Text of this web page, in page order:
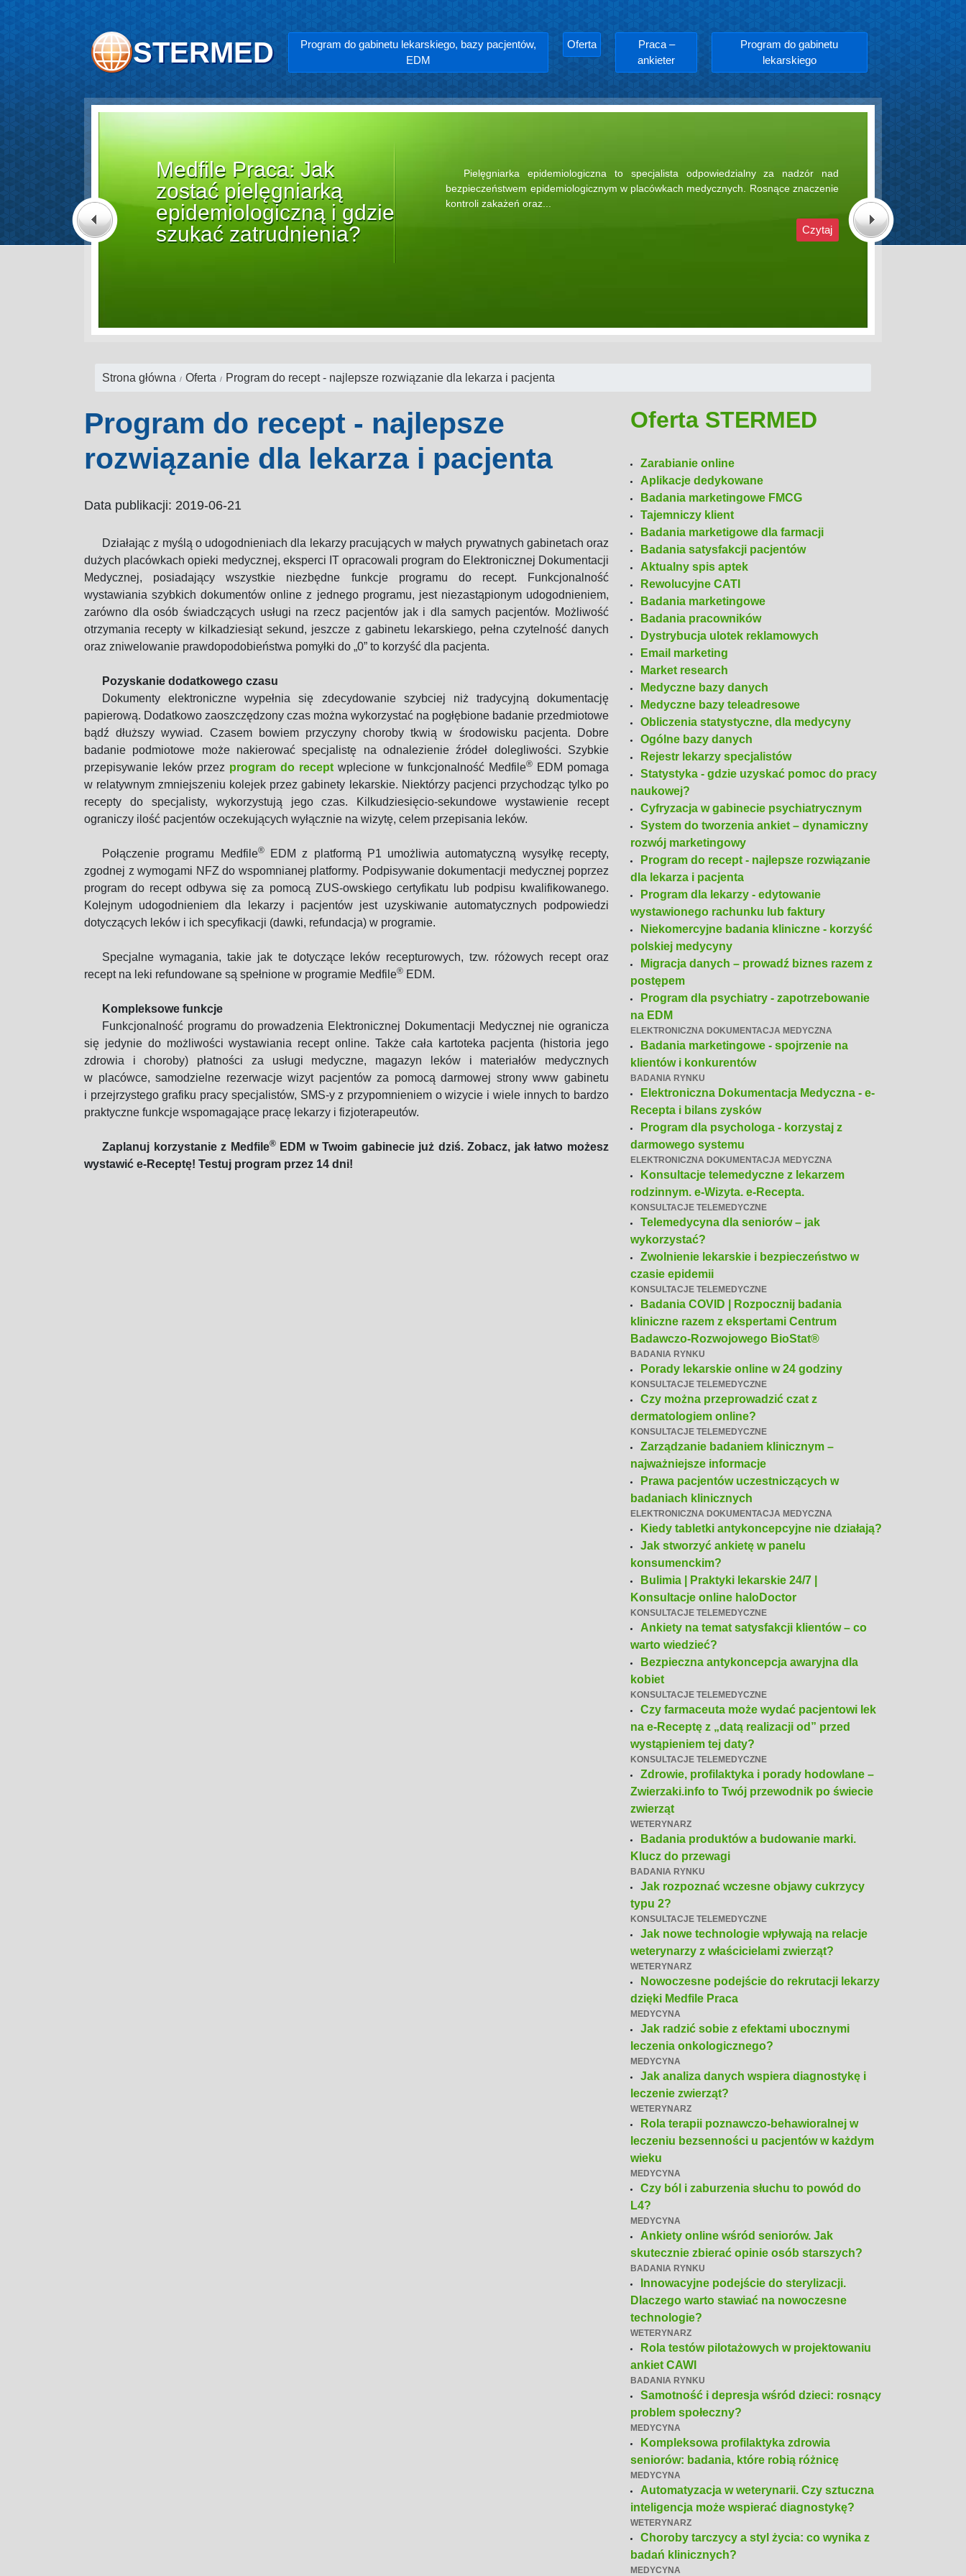
STERMED
Program do gabinetu lekarskiego, bazy pacjentów,
EDM
Oferta
Praca –
ankieter
Program do gabinetu
lekarskiego
Senior jako pacjent:
jakie dane medyczne są
kluczowe dla
skutecznego leczenia?
i terapeutycznego, a kluczową rolę odgrywają tu rzetelne dane medyczne. Wraz
z wiekiem rośnie liczba chorób...
Previous Next
Strona główna Oferta Program do recept - najlepsze rozwiązanie dla lekarza i pacjenta
Program do recept - najlepsze
rozwiązanie dla lekarza i pacjenta
Data publikacji: 2019-06-21
Działając z myślą o udogodnieniach dla lekarzy pracujących w małych prywatnych gabinetach oraz
dużych placówkach opieki medycznej, eksperci IT opracowali program do Elektronicznej Dokumentacji
Medycznej, posiadający wszystkie niezbędne funkcje programu do recept. Funkcjonalność
wystawiania szybkich dokumentów online z jednego programu, jest niezastąpionym udogodnieniem,
zarówno dla osób świadczących usługi na rzecz pacjentów jak i dla samych pacjentów. Możliwość
otrzymania recepty w kilkadziesiąt sekund, jeszcze z gabinetu lekarskiego, pełna czytelność danych
oraz zniwelowanie prawdopodobieństwa pomyłki do „0” to korzyść dla pacjenta.
Pozyskanie dodatkowego czasu
Dokumenty elektroniczne wypełnia się zdecydowanie szybciej niż tradycyjną dokumentację
papierową. Dodatkowo zaoszczędzony czas można wykorzystać na pogłębione badanie przedmiotowe
bądź dłuższy wywiad. Czasem bowiem przyczyny choroby tkwią w środowisku pacjenta. Dobre
badanie podmiotowe może nakierować specjalistę na odnalezienie źródeł dolegliwości. Szybkie
przepisywanie leków przez program do recept wplecione w funkcjonalność Medfile® EDM pomaga
w relatywnym zmniejszeniu kolejek przez gabinety lekarskie. Niektórzy pacjenci przychodząc tylko po
recepty do specjalisty, wykorzystują jego czas. Kilkudziesięcio-sekundowe wystawienie recept
ograniczy ilość pacjentów oczekujących wyłącznie na wizytę, celem przepisania leków.
Połączenie programu Medfile®EDM z platformą P1 umożliwia automatyczną wysyłkę recepty,
zgodnej z wymogami NFZ do wspomnianej platformy. Podpisywanie dokumentacji medycznej poprzez
program do recept odbywa się za pomocą ZUS-owskiego certyfikatu lub podpisu kwalifikowanego.
Kolejnym udogodnieniem dla lekarzy i pacjentów jest uzyskiwanie automatycznych podpowiedzi
dotyczących leków i ich specyfikacji (dawki, refundacja) w programie.
Specjalne wymagania, takie jak te dotyczące leków recepturowych, tzw. różowych recept oraz
recept na leki refundowane są spełnione w programie Medfile® EDM.
Kompleksowe funkcje
Funkcjonalność programu do prowadzenia Elektronicznej Dokumentacji Medycznej nie ogranicza
się jedynie do możliwości wystawiania recept online. Także cała kartoteka pacjenta (historia jego
zdrowia i choroby) płatności za usługi medyczne, magazyn leków i materiałów medycznych
w placówce, samodzielne rezerwacje wizyt pacjentów za pomocą darmowej strony www gabinetu
i przejrzystego grafiku pracy specjalistów, SMS-y z przypomnieniem o wizycie i wiele innych to bardzo
praktyczne funkcje wspomagające pracę lekarzy i fizjoterapeutów.
Zaplanuj korzystanie z Medfile®EDM w Twoim gabinecie już dziś. Zobacz, jak łatwo możesz
wystawić e-Receptę! Testuj program przez 14 dni!
Oferta STERMED
Zarabianie online
Aplikacje dedykowane
Badania marketingowe FMCG
Tajemniczy klient
Badania marketigowe dla farmacji
Badania satysfakcji pacjentów
Aktualny spis aptek
Rewolucyjne CATI
Badania marketingowe
Badania pracowników
Dystrybucja ulotek reklamowych
Email marketing
Market research
Medyczne bazy danych
Medyczne bazy teleadresowe
Obliczenia statystyczne, dla medycyny
Ogólne bazy danych
Rejestr lekarzy specjalistów
Statystyka - gdzie uzyskać pomoc do pracy
naukowej?
Cyfryzacja w gabinecie psychiatrycznym
System do tworzenia ankiet – dynamiczny
rozwój marketingowy
Program do recept - najlepsze rozwiązanie
dla lekarza i pacjenta
Program dla lekarzy - edytowanie
wystawionego rachunku lub faktury
Niekomercyjne badania kliniczne - korzyść
polskiej medycyny
Migracja danych – prowadź biznes razem z
postępem
Program dla psychiatry - zapotrzebowanie
na EDM
ELEKTRONICZNA DOKUMENTACJA MEDYCZNA
Badania marketingowe - spojrzenie na
klientów i konkurentów
BADANIA RYNKU
Elektroniczna Dokumentacja Medyczna - e-
Recepta i bilans zysków
Program dla psychologa - korzystaj z
darmowego systemu
ELEKTRONICZNA DOKUMENTACJA MEDYCZNA
Konsultacje telemedyczne z lekarzem
rodzinnym. e-Wizyta. e-Recepta.
KONSULTACJE TELEMEDYCZNE
Telemedycyna dla seniorów – jak
wykorzystać?
Zwolnienie lekarskie i bezpieczeństwo w
czasie epidemii
KONSULTACJE TELEMEDYCZNE
Badania COVID | Rozpocznij badania
kliniczne razem z ekspertami Centrum
Badawczo-Rozwojowego BioStat®
BADANIA RYNKU
Porady lekarskie online w 24 godziny
KONSULTACJE TELEMEDYCZNE
Czy można przeprowadzić czat z
dermatologiem online?
KONSULTACJE TELEMEDYCZNE
Zarządzanie badaniem klinicznym –
najważniejsze informacje
Prawa pacjentów uczestniczących w
badaniach klinicznych
ELEKTRONICZNA DOKUMENTACJA MEDYCZNA
Kiedy tabletki antykoncepcyjne nie działają?
Jak stworzyć ankietę w panelu
konsumenckim?
Bulimia | Praktyki lekarskie 24/7 |
Konsultacje online haloDoctor
KONSULTACJE TELEMEDYCZNE
Ankiety na temat satysfakcji klientów – co
warto wiedzieć?
Bezpieczna antykoncepcja awaryjna dla
kobiet
KONSULTACJE TELEMEDYCZNE
Czy farmaceuta może wydać pacjentowi lek
na e-Receptę z „datą realizacji od” przed
wystąpieniem tej daty?
KONSULTACJE TELEMEDYCZNE
Zdrowie, profilaktyka i porady hodowlane –
Zwierzaki.info to Twój przewodnik po świecie
zwierząt
WETERYNARZ
Badania produktów a budowanie marki.
Klucz do przewagi
BADANIA RYNKU
Jak rozpoznać wczesne objawy cukrzycy
typu 2?
KONSULTACJE TELEMEDYCZNE
Jak nowe technologie wpływają na relacje
weterynarzy z właścicielami zwierząt?
WETERYNARZ
Nowoczesne podejście do rekrutacji lekarzy
dzięki Medfile Praca
MEDYCYNA
Jak radzić sobie z efektami ubocznymi
leczenia onkologicznego?
MEDYCYNA
Jak analiza danych wspiera diagnostykę i
leczenie zwierząt?
WETERYNARZ
Rola terapii poznawczo-behawioralnej w
leczeniu bezsenności u pacjentów w każdym
wieku
MEDYCYNA
Czy ból i zaburzenia słuchu to powód do
L4?
MEDYCYNA
Ankiety online wśród seniorów. Jak
skutecznie zbierać opinie osób starszych?
BADANIA RYNKU
Innowacyjne podejście do sterylizacji.
Dlaczego warto stawiać na nowoczesne
technologie?
WETERYNARZ
Rola testów pilotażowych w projektowaniu
ankiet CAWI
BADANIA RYNKU
Samotność i depresja wśród dzieci: rosnący
problem społeczny?
MEDYCYNA
Kompleksowa profilaktyka zdrowia
seniorów: badania, które robią różnicę
MEDYCYNA
Automatyzacja w weterynarii. Czy sztuczna
inteligencja może wspierać diagnostykę?
WETERYNARZ
Choroby tarczycy a styl życia: co wynika z
badań klinicznych?
MEDYCYNA